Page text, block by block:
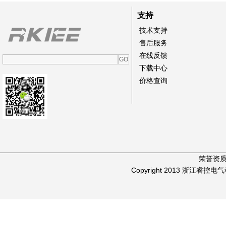
支持
技术支持
售后服务
在线反馈
下载中心
价格查询
荣誉资
Copyright 2013 浙江睿控电